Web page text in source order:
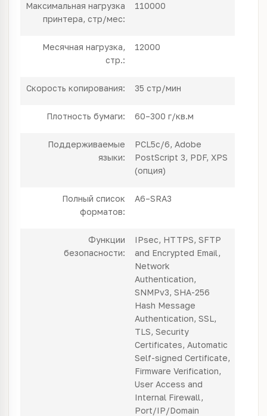
Максимальная нагрузка
принтера, стр/мес:
110000
Месячная нагрузка,
стр.:
12000
Скорость копирования: 35 стр/мин
Плотность бумаги: 60–300 г/кв.м
Поддерживаемые
языки:
PCL5c/6, Adobe
PostScript 3, PDF, XPS
(опция)
Полный список
форматов:
А6–SRA3
Функции
безопасности:
IPsec, HTTPS, SFTP
and Encrypted Email,
Network
Authentication,
SNMPv3, SHA-256
Hash Message
Authentication, SSL,
TLS, Security
Certificates, Automatic
Self-signed Certificate,
Firmware Verification,
User Access and
Internal Firewall,
Port/IP/Domain